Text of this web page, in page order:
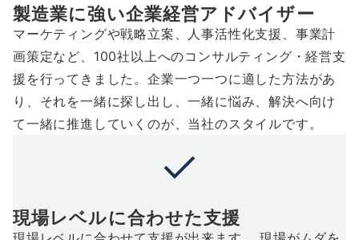
製造業に強い企業経営アドバイザー
マーケティングや戦略立案、人事活性化支援、事業計
画策定など、100社以上へのコンサルティング・経営支
援を行ってきました。企業一つ一つに適した方法があ
り、それを一緒に探し出し、一緒に悩み、解決へ向け
て一緒に推進していくのが、当社のスタイルです。
現場レベルに合わせた支援